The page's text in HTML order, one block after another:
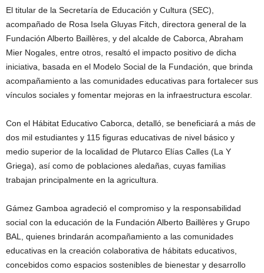
El titular de la Secretaría de Educación y Cultura (SEC),
acompañado de Rosa Isela Gluyas Fitch, directora general de la
Fundación Alberto Baillères, y del alcalde de Caborca, Abraham
Mier Nogales, entre otros, resaltó el impacto positivo de dicha
iniciativa, basada en el Modelo Social de la Fundación, que brinda
acompañamiento a las comunidades educativas para fortalecer sus
vínculos sociales y fomentar mejoras en la infraestructura escolar.
Con el Hábitat Educativo Caborca, detalló, se beneficiará a más de
dos mil estudiantes y 115 figuras educativas de nivel básico y
medio superior de la localidad de Plutarco Elías Calles (La Y
Griega), así como de poblaciones aledañas, cuyas familias
trabajan principalmente en la agricultura.
Gámez Gamboa agradeció el compromiso y la responsabilidad
social con la educación de la Fundación Alberto Baillères y Grupo
BAL, quienes brindarán acompañamiento a las comunidades
educativas en la creación colaborativa de hábitats educativos,
concebidos como espacios sostenibles de bienestar y desarrollo